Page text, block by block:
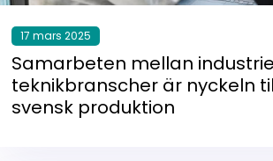
17 mars 2025
Samarbeten mellan
teknikbranscher är nyckeln
svensk produktion